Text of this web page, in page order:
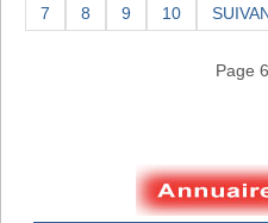
7 8 9 10
Page